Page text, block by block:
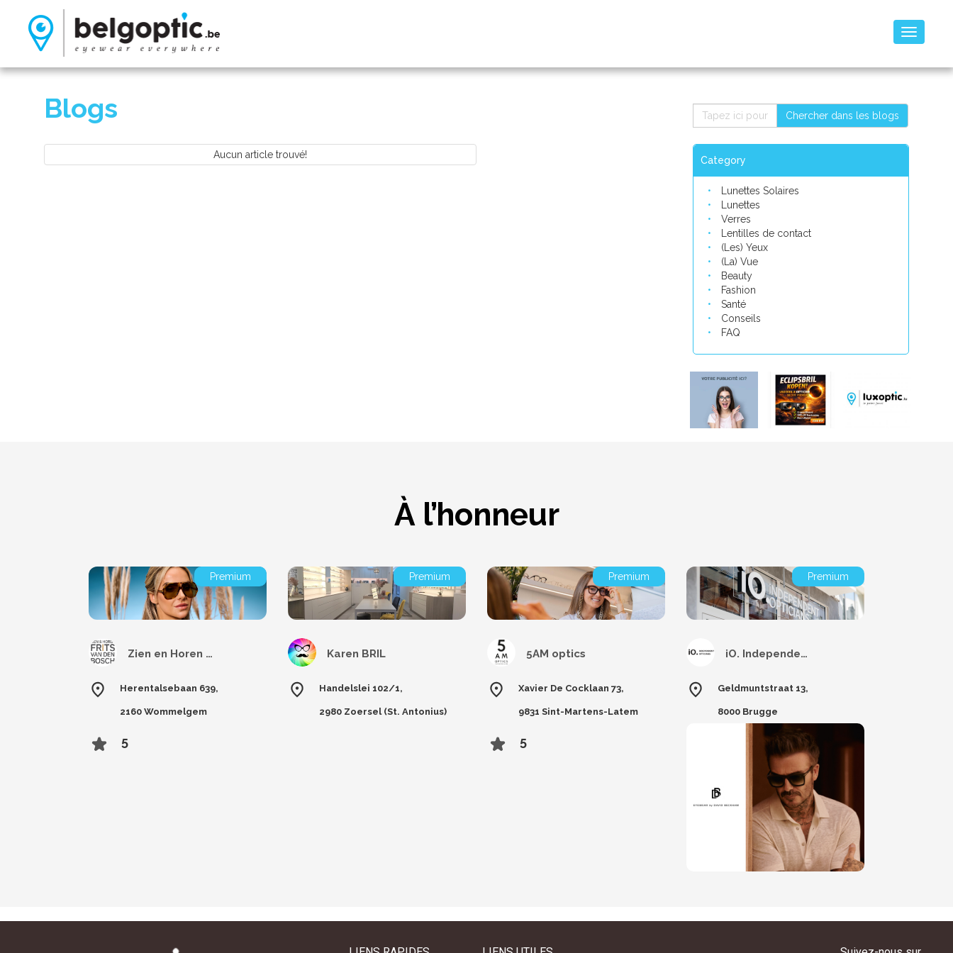
Toggle
Blogs Chercher dans les blogs
Aucun article trouvé! Category
Lunettes Solaires
Lunettes
Verres
Lentilles de contact
(Les) Yeux
(La) Vue
Beauty
Fashion
Santé
Conseils
FAQ
À l’honneur
Premium
Zien en Horen Frits Van Den Bosch
Herentalsebaan 639,
2160 Wommelgem
5
Premium
Karen BRIL
Handelslei 102/1,
2980 Zoersel (St. Antonius)
Premium
5AM optics
Xavier De Cocklaan 73,
9831 Sint-Martens-Latem
5
Premium
iO. Independent Opticians Brugge
Geldmuntstraat 13,
8000 Brugge